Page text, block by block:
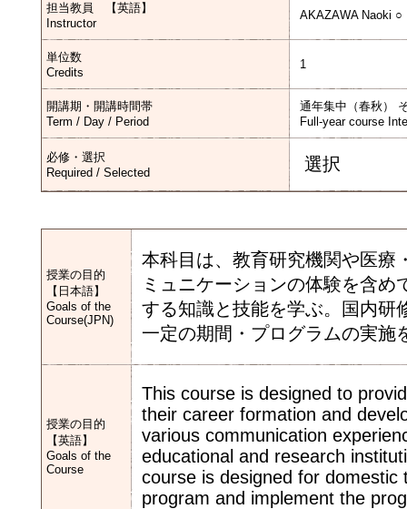
担当教員 【英語】
Instructor
AKAZAWA Naoki ○
単位数
Credits
1
開講期・開講時間帯
Term / Day / Period
通年集中（春秋）
Full-year course
必修・選択
Required / Selected
選択
授業の目的
【日本語】
Goals of the
Course(JPN)
本科目は、教育研究機関や医療
ミュニケーションの体験を含
する知識と技能を学ぶ。国内研
一定の期間・プログラムの実施
授業の目的
【英語】
Goals of the
Course
This course is designed to
their career formation and
various communication
educational and research
course is designed for
program and implement the